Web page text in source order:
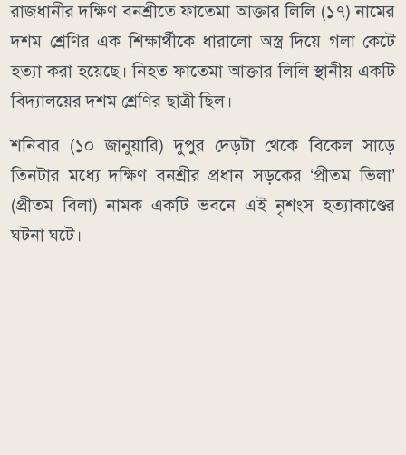
রাজধানীর দক্ষিণ বনশ্রীতে ফাতেমা আক্তার লিলি (১৭) নামের
দশম শ্রেণির এক শিক্ষার্থীকে ধারালো অস্ত্র দিয়ে গলা কেটে
হত্যা করা হয়েছে। নিহত ফাতেমা আক্তার লিলি স্থানীয় একটি
বিদ্যালয়ের দশম শ্রেণির ছাত্রী ছিল।
শনিবার (১০ জানুয়ারি) দুপুর দেড়টা থেকে বিকেল সাড়ে
তিনটার মধ্যে দক্ষিণ বনশ্রীর প্রধান সড়কের ‘প্রীতম ভিলা’
(প্রীতম বিলা) নামক একটি ভবনে এই নৃশংস হত্যাকাণ্ডের
ঘটনা ঘটে।